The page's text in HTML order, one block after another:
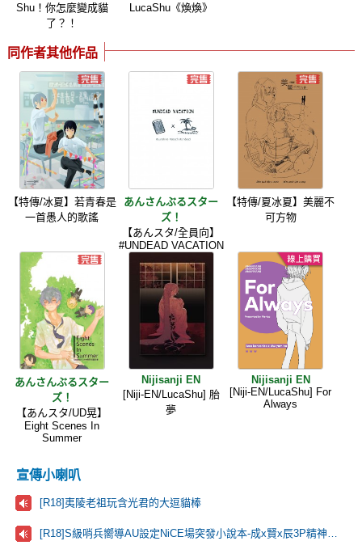
Shu！你怎麼變成貓
了？！
LucaShu《煥煥》
同作者其他作品
【特傳/冰夏】若青春是
一首愚人的歌謠
あんさんぶるスター
ズ！
【あんスタ/全員向】
#UNDEAD VACATION
【特傳/夏冰夏】美麗不
可方物
あんさんぶるスター
ズ！
【あんスタ/UD晃】
Eight Scenes In
Summer
Nijisanji EN
[Niji-EN/LucaShu] 胎
夢
Nijisanji EN
[Niji-EN/LucaShu] For
Always
宣傳小喇叭
[R18]夷陵老祖玩含光君的大逗貓棒